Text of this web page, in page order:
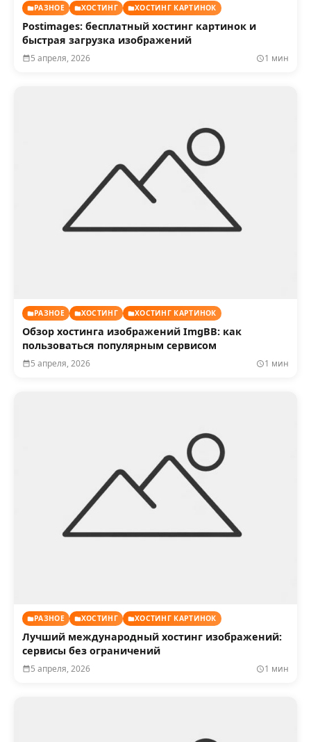
РАЗНОЕ ХОСТИНГ ХОСТИНГ КАРТИНОК
Postimages: бесплатный хостинг картинок и
быстрая загрузка изображений
5 апреля, 2026 1 мин
РАЗНОЕ ХОСТИНГ ХОСТИНГ КАРТИНОК
Обзор хостинга изображений ImgBB: как
пользоваться популярным сервисом
5 апреля, 2026 1 мин
РАЗНОЕ ХОСТИНГ ХОСТИНГ КАРТИНОК
Лучший международный хостинг изображений:
сервисы без ограничений
5 апреля, 2026 1 мин